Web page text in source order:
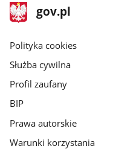
stopka
gov.pl
Strona
gov.pl
gov.pl
Polityka cookies
Służba cywilna
Profil zaufany
BIP
Prawa autorskie
Warunki korzystania